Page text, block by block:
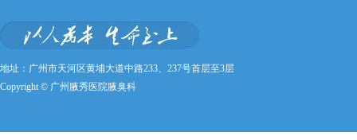
地址：广州市天河区黄埔大道中路233、237号首层至3层
Copyright © 广州腋秀医院腋臭科